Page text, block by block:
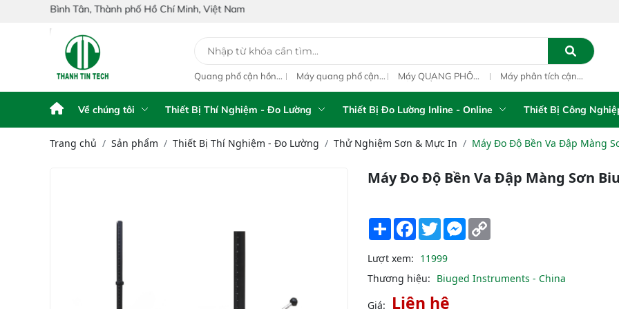
Tân, Thành phố Hồ Chí Minh, Việt Nam
Phân Tích Điện
Máy phân tích NIR
Quang phổ cận hồng
Máy quang phổ cận
NIR Analyzer
Máy QUANG PHỔ
Vista-R
Máy phân tích cận
NIR Analyzer)
Về chúng tôi Thiết Bị Thí Nghiệm - Đo Lường Thiết Bị Đo Lường Inline - Online Thiết Bị Công
Trang chủ Sản phẩm Thiết Bị Thí Nghiệm - Đo Lường Thử Nghiệm Sơn & Mực In Máy Đo Độ Bền Va Đập Màng
Máy Đo Độ Bền Va Đập Màng Sơn
Share Facebook
TwitterMessenger
Lượt xem: 11999
Thương hiệu: Biuged Instruments - China
Giá: Liên hệ